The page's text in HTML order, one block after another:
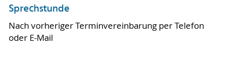
Sprechstunde
Nach vorheriger Terminvereinbarung per Telefon
oder E-Mail